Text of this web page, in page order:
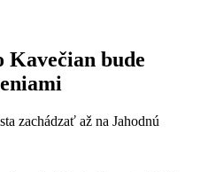
Kavečian bude